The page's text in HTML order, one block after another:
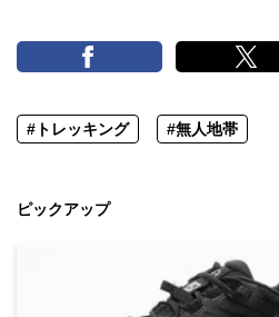
#トレッキング #無人地帯
ピックアップ